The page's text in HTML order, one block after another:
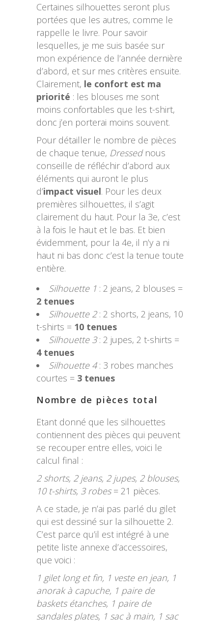
Certaines silhouettes seront plus
portées que les autres, comme le
rappelle le livre. Pour savoir
lesquelles, je me suis basée sur
mon expérience de l’année dernière
d’abord, et sur mes critères ensuite.
Clairement, le confort est ma
priorité : les blouses me sont
moins confortables que les t-shirt,
donc j’en porterai moins souvent.
Pour détailler le nombre de pièces
de chaque tenue, Dressednous
conseille de réfléchir d’abord aux
éléments qui auront le plus
d’impact visuel. Pour les deux
premières silhouettes, il s’agit
clairement du haut. Pour la 3e, c’est
à la fois le haut et le bas. Et bien
évidemment, pour la 4e, il n’y a ni
haut ni bas donc c’est la tenue toute
entière.
Silhouette 1 : 2 jeans, 2 blouses =
2 tenues
Silhouette 2: 2 shorts, 2 jeans, 10
t-shirts = 10 tenues
Silhouette 3: 2 jupes, 2 t-shirts =
4 tenues
Silhouette 4: 3 robes manches
courtes = 3 tenues
Nombre de pièces total
Etant donné que les silhouettes
contiennent des pièces qui peuvent
se recouper entre elles, voici le
calcul final :
2 shorts, 2 jeans, 2 jupes, 2 blouses,
10 t-shirts, 3 robes= 21 pièces.
A ce stade, je n’ai pas parlé du gilet
qui est dessiné sur la silhouette 2.
C’est parce qu’il est intégré à une
petite liste annexe d’accessoires,
que voici :
1 gilet long et fin, 1 veste en jean, 1
anorak à capuche, 1 paire de
baskets étanches, 1 paire de
sandales plates, 1 sac à main, 1 sac